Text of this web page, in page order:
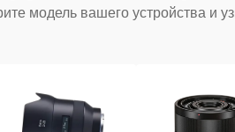
модель вашего устройства и